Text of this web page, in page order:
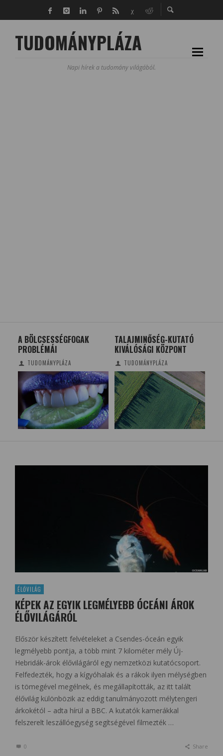
TUDOMÁNYPLÁZA
Napi hírek a tudomány világából.
A BÖLCSESSÉGFOGAK
PROBLÉMÁI
TUDOMÁNYPLÁZA
TALAJMINŐSÉG-KUTATÓ
KIVÁLÓSÁGI KÖZPONT
TUDOMÁNYPLÁZA
ÉLŐVILÁG
KÉPEK AZ EGYIK LEGMÉLYEBB ÓCEÁNI ÁROK
ÉLŐVILÁGÁRÓL
Először készített felvételeket a Csendes-óceán egyik
legmélyebb pontja, a több mint 7 kilométer mély Új-
Hebridák-árok élővilágáról egy nemzetközi kutatócsoport.
Felfedezték, hogy a kígyóhalak és a rákok ilyen mélységben
is tömegével megélnek, és megállapították, az itt talált
élővilág különbözik az eddig tanulmányozott mélytengeri
árkokétól – adta hírül a BBC. A kutatók kamerákkal
felszerelt leszállóegység segítségével filmezték …
0 Share